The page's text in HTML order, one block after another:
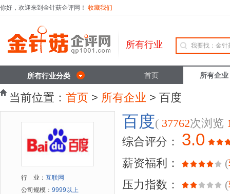
你好，欢迎来到金针菇企评网！ 收藏我们
所有行业
所有行业分类 首页 所有企业
当前位置： 首页 > 所有企业 > 百度
行 业： 互联网
公司规模： 9999以上
百度( 37762次浏览
综合评分：
3.0
薪资福利： (
压力指数：
(